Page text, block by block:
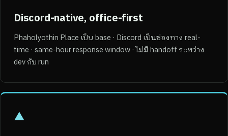
Discord-native, office-first
Phaholyothin Place เป็น base · Discord เป็นช่องทาง real-
time · same-hour response window · ไม่มี handoff ระหว่าง
dev กับ run
▲